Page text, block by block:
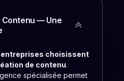
Contenu — Une
entreprises choisissent
de contenu.
spécialisée permet